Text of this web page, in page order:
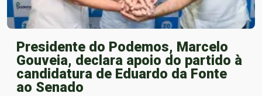
Presidente do Podemos, Marcelo
Gouveia, declara apoio do partido à
candidatura de Eduardo da Fonte
ao Senado